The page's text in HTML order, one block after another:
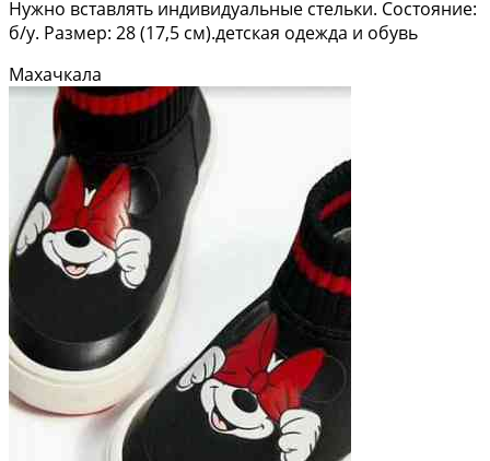
Нужно вставлять индивидуальные стельки. Состояние:
б/у. Размер: 28 (17,5 см).детская одежда и обувь
Махачкала